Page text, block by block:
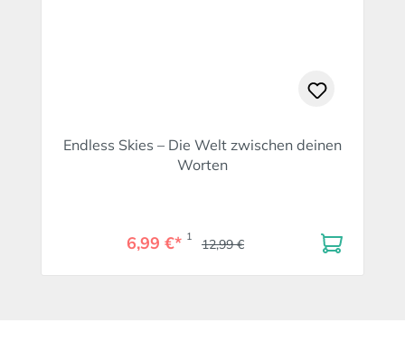
Endless Skies – Die Welt zwischen deinen
Worten
6,99 €* 1 12,99 €